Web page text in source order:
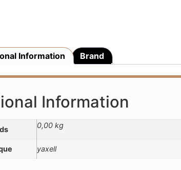
Information Brand
Information
0,00 kg
yaxell